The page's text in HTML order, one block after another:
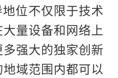
位不仅限于技术
量设备和网络上
强大的独家创新
域范围内都可以